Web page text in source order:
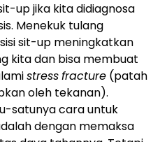
up jika kita didiagnosa
Menekuk tulang
sit-up meningkatkan
kita dan bisa membuat
stressfracture (patah
oleh tekanan).
satunya cara untuk
dengan memaksa